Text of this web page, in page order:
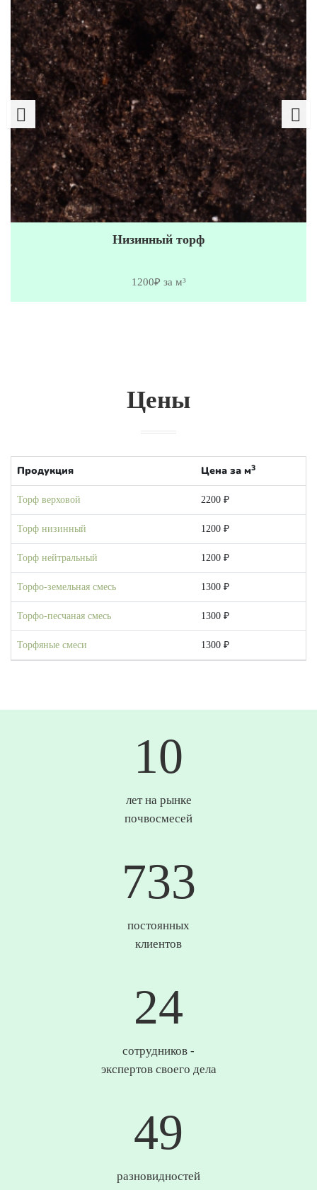
Низинный торф
1200₽ за м³
Цены
Продукция Цена за м3
Торф верховой 2200 ₽
Торф низинный 1200 ₽
Торф нейтральный 1200 ₽
Торфо-земельная смесь 1300 ₽
Торфо-песчаная смесь 1300 ₽
Торфяные смеси 1300 ₽
10
лет на рынке
почвосмесей
745
постоянных
клиентов
25
сотрудников -
экспертов своего дела
50
разновидностей